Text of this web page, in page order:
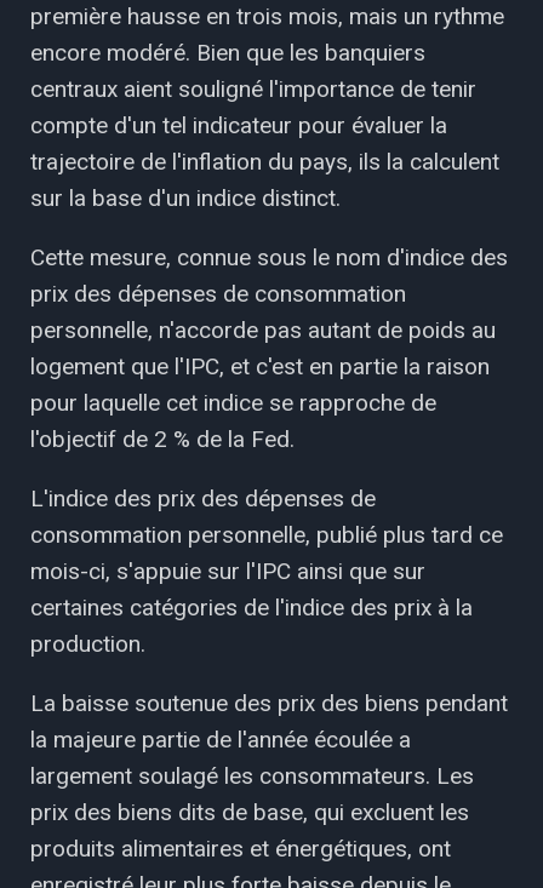
première hausse en trois mois, mais un rythme
encore modéré. Bien que les banquiers
centraux aient souligné l'importance de tenir
compte d'un tel indicateur pour évaluer la
trajectoire de l'inflation du pays, ils la calculent
sur la base d'un indice distinct.
Cette mesure, connue sous le nom d'indice des
prix des dépenses de consommation
personnelle, n'accorde pas autant de poids au
logement que l'IPC, et c'est en partie la raison
pour laquelle cet indice se rapproche de
l'objectif de 2 % de la Fed.
L'indice des prix des dépenses de
consommation personnelle, publié plus tard ce
mois-ci, s'appuie sur l'IPC ainsi que sur
certaines catégories de l'indice des prix à la
production.
La baisse soutenue des prix des biens pendant
la majeure partie de l'année écoulée a
largement soulagé les consommateurs. Les
prix des biens dits de base, qui excluent les
produits alimentaires et énergétiques, ont